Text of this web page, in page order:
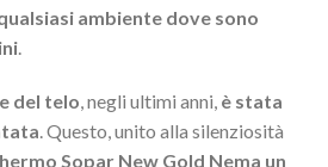
ambiente dove sono
del telo , negli ultimi anni, è stata
. Questo, unito alla silenziosità
Sopar New Gold Nema un